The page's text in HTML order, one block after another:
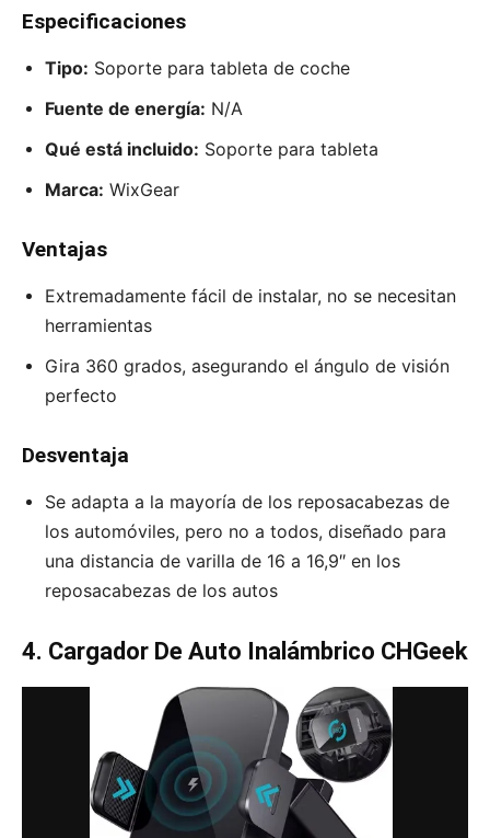
Especificaciones
Tipo: Soporte para tableta de coche
Fuente de energía: N/A
Qué está incluido: Soporte para tableta
Marca: WixGear
Ventajas
Extremadamente fácil de instalar, no se necesitan
herramientas
Gira 360 grados, asegurando el ángulo de visión
perfecto
Desventaja
Se adapta a la mayoría de los reposacabezas de
los automóviles, pero no a todos, diseñado para
una distancia de varilla de 16 a 16,9″ en los
reposacabezas de los autos
4. Cargador De Auto Inalámbrico CHGeek